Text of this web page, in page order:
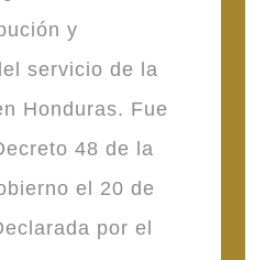
y
servicio de la
Honduras. Fue
48 de la
el 20 de
por el